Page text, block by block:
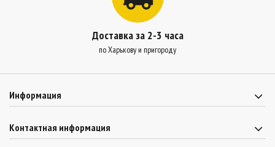
Доставка за 2-3 часа
по Харькову и пригороду
Информация
Контактная информация